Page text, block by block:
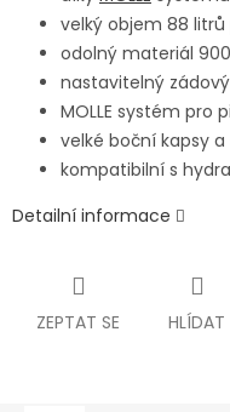
velký objem 88
odolný materiál
nastavitelný
MOLLE systém pro
velké boční kapsy
kompatibilní s
Detailní informace
ZEPTAT SE HLÍDAT